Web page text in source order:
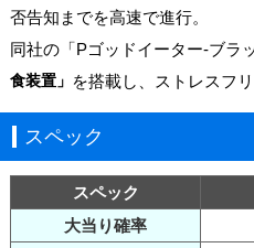
否告知までを高速で進行。
同社の「Pゴッドイーター-ブラ
食装置」 を搭載し、ストレスフ
スペック
スペック
大当り確率